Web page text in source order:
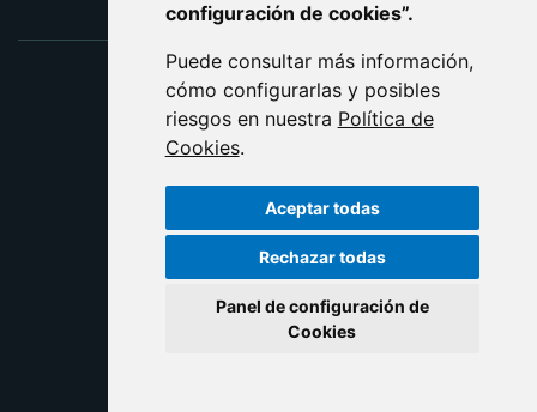
configuración de cookies”.
Puede consultar más información,
cómo configurarlas y posibles
riesgos en nuestra Política de
Cookies.
Aceptar todas
Rechazar todas
Panel de configuración de
Cookies